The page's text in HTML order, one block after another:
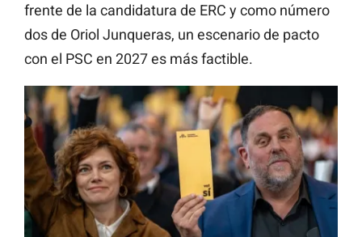
frente de la candidatura de ERC y como número
dos de Oriol Junqueras, un escenario de pacto
con el PSC en 2027 es más factible.